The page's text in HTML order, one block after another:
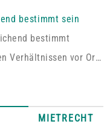
bestimmt sein
bestimmt
Verhältnissen vor Ort
Fall umfasste
MIETRECHT